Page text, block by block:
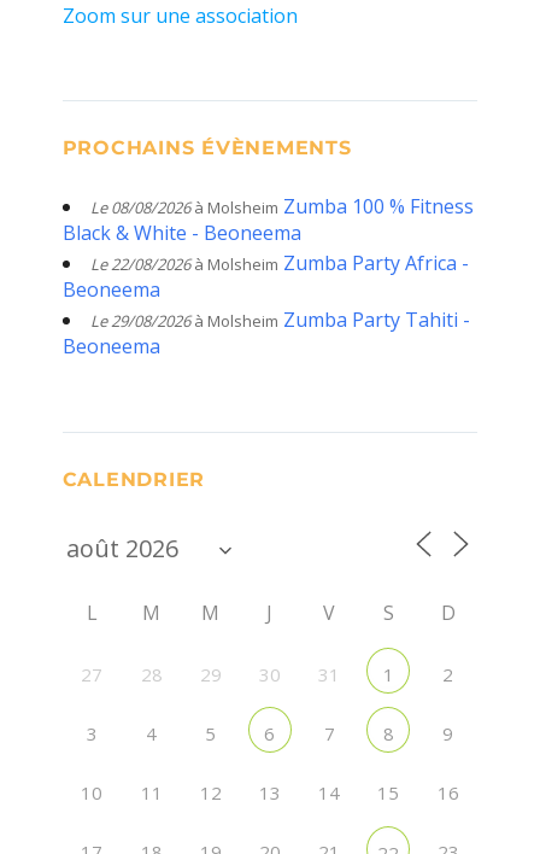
Zoom sur une association
PROCHAINS ÉVÈNEMENTS
Le 08/08/2026à Molsheim Zumba 100 % Fitness
Black & White - Beoneema
Le 22/08/2026à Molsheim Zumba Party Africa -
Beoneema
Le 29/08/2026à Molsheim Zumba Party Tahiti -
Beoneema
CALENDRIER
L M M J V S D
27 28 29 30 31 1 2
3 4 5 6 7 8 9
10 11 12 13 14 15 16